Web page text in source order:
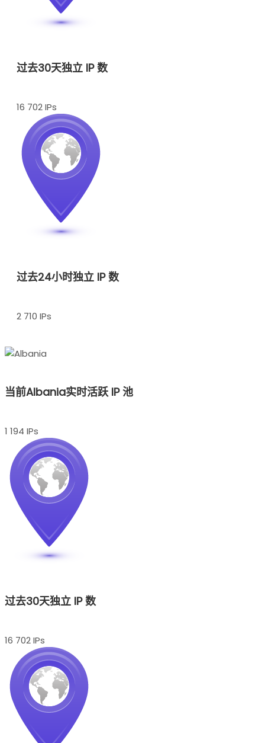
过去30天独立 IP 数
16 702 IPs
过去24小时独立 IP 数
2 710 IPs
当前Albania实时活跃 IP 池
1 194 IPs
过去30天独立 IP 数
16 702 IPs